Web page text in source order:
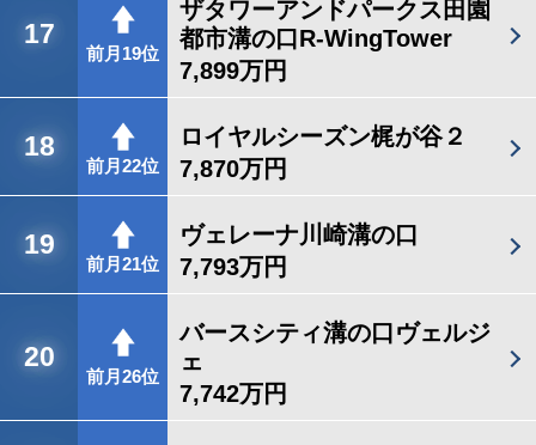
17
前月19位
ザタワーアンドパークス田園
都市溝の口R-WingTower
7,899万円
18
前月22位
ロイヤルシーズン梶が谷２
7,870万円
19
前月21位
ヴェレーナ川崎溝の口
7,793万円
20
前月26位
バースシティ溝の口ヴェルジ
ェ
7,742万円